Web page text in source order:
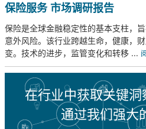
保险服务 市场调研报告
保险是全球金融稳定性的基本支柱，
意外风险。该行业跨越生命，健康，
变。技术的进步，监管变化和转移 ...
在行业中获取关键
通过我们强大